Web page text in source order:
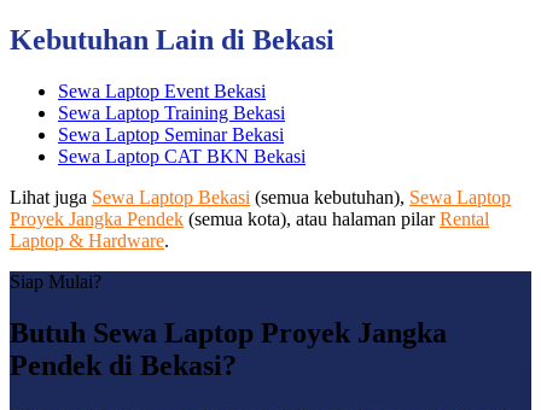
Kebutuhan Lain di Bekasi
Sewa Laptop Event Bekasi
Sewa Laptop Training Bekasi
Sewa Laptop Seminar Bekasi
Sewa Laptop CAT BKN Bekasi
Lihat juga Sewa Laptop Bekasi (semua kebutuhan), Sewa Laptop
Proyek Jangka Pendek (semua kota), atau halaman pilarRental
Laptop & Hardware.
Siap Mulai?
Butuh Sewa Laptop Proyek Jangka
Pendek di Bekasi?